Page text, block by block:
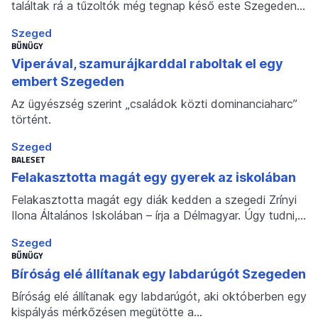
találtak rá a tűzoltók még tegnap késő este Szegeden…
Szeged
BŰNÜGY
Viperával, szamurájkarddal raboltak el egy
embert Szegeden
Az ügyészség szerint „családok közti dominanciaharc”
történt.
Szeged
BALESET
Felakasztotta magát egy gyerek az iskolában
Felakasztotta magát egy diák kedden a szegedi Zrínyi
Ilona Általános Iskolában – írja a Délmagyar. Úgy tudni,…
Szeged
BŰNÜGY
Bíróság elé állítanak egy labdarúgót Szegeden
Bíróság elé állítanak egy labdarúgót, aki októberben egy
kispályás mérkőzésen megütötte a…